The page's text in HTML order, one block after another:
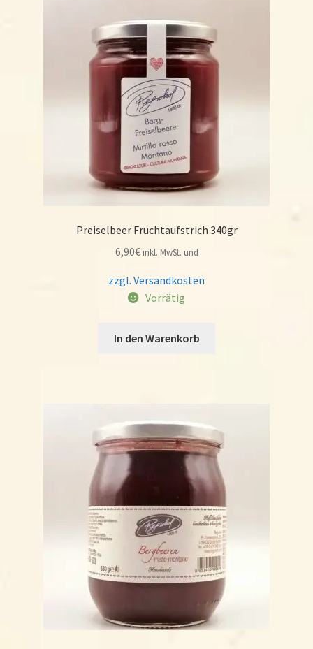
Preiselbeer Fruchtaufstrich 340gr
6,90€ inkl. MwSt. und
zzgl. Versandkosten
Vorrätig
In den Warenkorb